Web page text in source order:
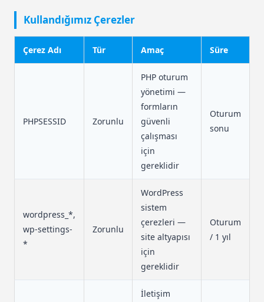
Kullandığımız Çerezler
Çerez Adı Tür Amaç Süre
PHPSESSID Zorunlu
PHP oturum
yönetimi —
formların
güvenli
çalışması
için
gereklidir
Oturum
sonu
wordpress_*,
wp-settings-
*
Zorunlu
WordPress
sistem
çerezleri —
site altyapısı
için
gereklidir
Oturum
/ 1 yıl
İletişim